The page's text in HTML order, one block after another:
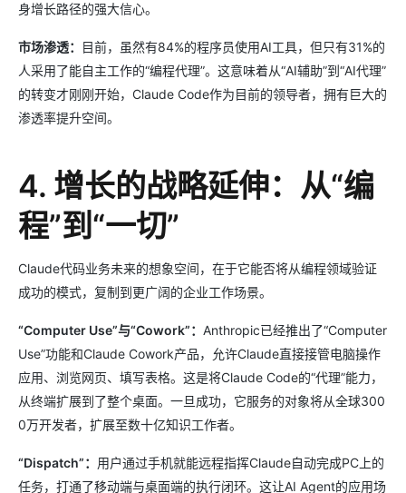
身增长路径的强大信心。
市场渗透：
目前，虽然有84%的程序员使用AI工具，但只有31%的
人采用了能自主工作的“编程代理”。这意味着从“AI辅助”到“AI代理”
的转变才刚刚开始，Claude Code作为目前的领导者，拥有巨大的
渗透率提升空间。
4. 增长的战略延伸：从“编
程”到“一切”
Claude代码业务未来的想象空间，在于它能否将从编程领域验证
成功的模式，复制到更广阔的企业工作场景。
“Computer Use”与“Cowork”： Anthropic已经推出了“Computer
Use”功能和Claude Cowork产品，允许Claude直接接管电脑操作
应用、浏览网页、填写表格。这是将Claude Code的“代理”能力，
从终端扩展到了整个桌面。一旦成功，它服务的对象将从全球300
0万开发者，扩展至数十亿知识工作者。
“Dispatch”： 用户通过手机就能远程指挥Claude自动完成PC上的
任务，打通了移动端与桌面端的执行闭环。这让AI Agent的应用场